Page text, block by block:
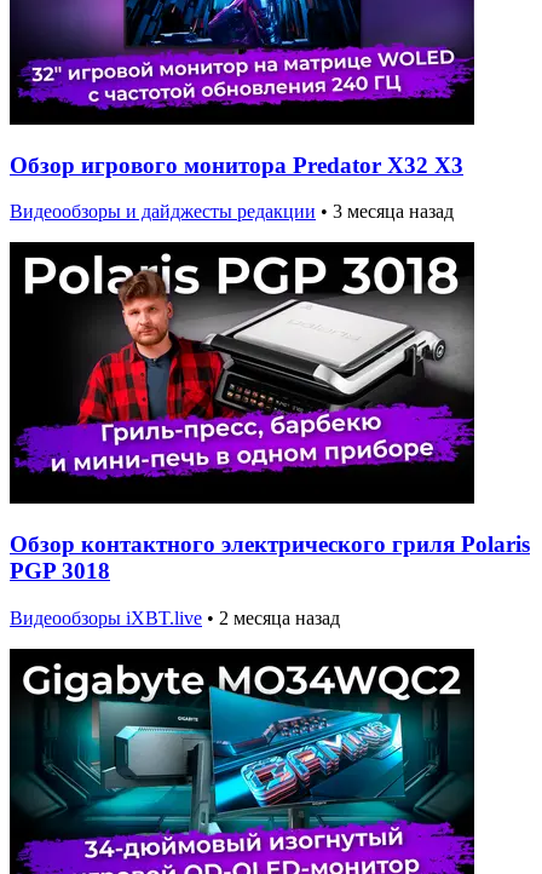
Обзор игрового монитора Predator X32 X3
Видеообзоры и дайджесты редакции • 3 месяца назад
Обзор контактного электрического гриля Polaris
PGP 3018
Видеообзоры iXBT.live • 2 месяца назад